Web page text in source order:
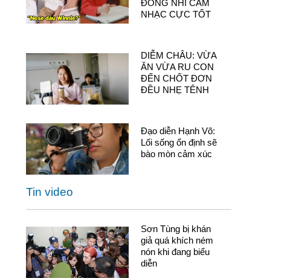
ĐÔNG NHI CẢM
NHẠC CỰC TỐT
DIỄM CHÂU: VỪA
ĂN VỪA RU CON
ĐẾN CHỐT ĐƠN
ĐỀU NHẸ TÊNH
Đạo diễn Hạnh Võ:
Lối sống ổn định sẽ
bào mòn cảm xúc
Tin video
Sơn Tùng bị khán
giả quá khích ném
nón khi đang biểu
diễn